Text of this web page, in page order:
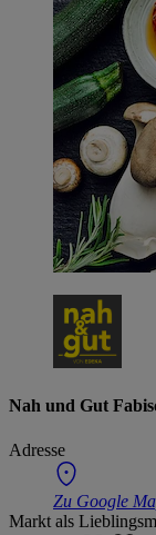
Nah und Gut
Adresse
Zu Google
Markt als